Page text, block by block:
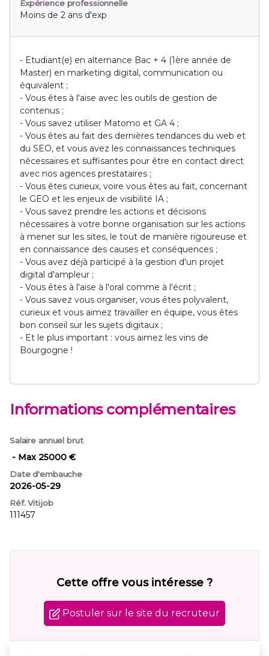
Expérience professionnelle
Moins de 2 ans d'exp
- Etudiant(e) en alternance Bac + 4 (1ère année de
Master) en marketing digital, communication ou
équivalent ;
- Vous êtes à l'aise avec les outils de gestion de
contenus ;
- Vous savez utiliser Matomo et GA 4 ;
- Vous êtes au fait des dernières tendances du web et
du SEO, et vous avez les connaissances techniques
nécessaires et suffisantes pour être en contact direct
avec nos agences prestataires ;
- Vous êtes curieux, voire vous êtes au fait, concernant
le GEO et les enjeux de visibilité IA ;
- Vous savez prendre les actions et décisions
nécessaires à votre bonne organisation sur les actions
à mener sur les sites, le tout de manière rigoureuse et
en connaissance des causes et conséquences ;
- Vous avez déjà participé à la gestion d'un projet
digital d'ampleur ;
- Vous êtes à l'aise à l'oral comme à l'écrit ;
- Vous savez vous organiser, vous êtes polyvalent,
curieux et vous aimez travailler en équipe, vous êtes
bon conseil sur les sujets digitaux ;
- Et le plus important : vous aimez les vins de
Bourgogne !
Informations complémentaires
Salaire annuel brut
- Max 25000 €
Date d'embauche
2026-05-29
Réf. Vitijob
111457
Cette offre vous intéresse ?
Postuler sur le site du recruteur